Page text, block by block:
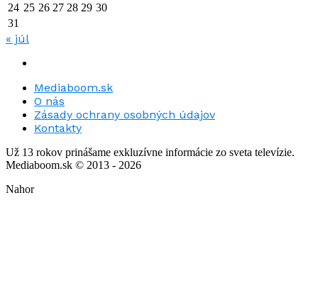
24 25 26 27 28 29 30
31
« júl
Mediaboom.sk
O nás
Zásady ochrany osobných údajov
Kontakty
Už 13 rokov prinášame exkluzívne informácie zo sveta televízie.
Mediaboom.sk © 2013 - 2026
Nahor